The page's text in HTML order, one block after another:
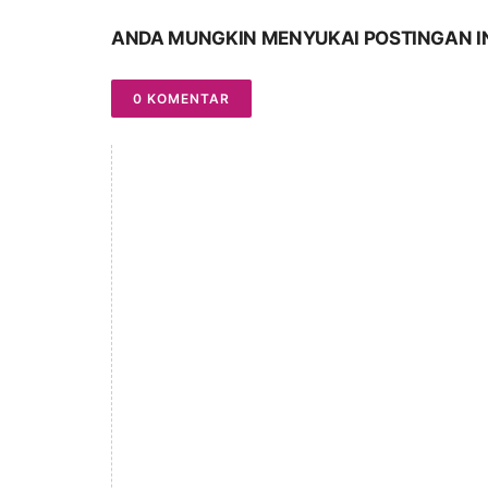
ANDA MUNGKIN MENYUKAI POSTINGAN
0 KOMENTAR